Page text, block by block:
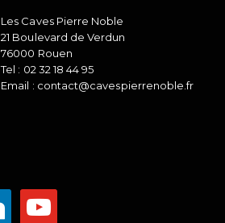
Les Caves Pierre Noble
21 Boulevard de Verdun
76000 Rouen
Tel : 02 32 18 44 95
Email : contact@cavespierrenoble.fr